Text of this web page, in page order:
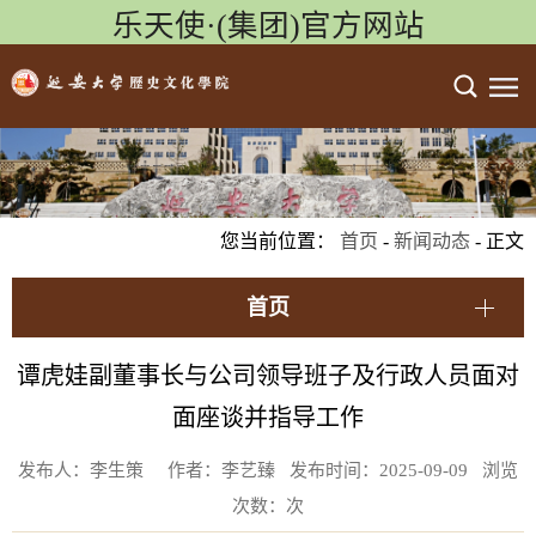
乐天使·(集团)官方网站
您当前位置： 首页 - 新闻动态 - 正文
首页
谭虎娃副董事长与公司领导班子及行政人员面对
面座谈并指导工作
发布人：李生策 作者：李艺臻 发布时间：2025-09-09 浏览
次数： 次